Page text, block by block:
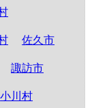
佐久市
諏訪市
小川村